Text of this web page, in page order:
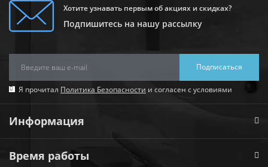
Хотите узнавать первым об акциях и скидках?
Подпишитесь на нашу рассылку
Подписаться
Я прочитал Политика Безопасности и согласен с условиями
Информация
Время работы